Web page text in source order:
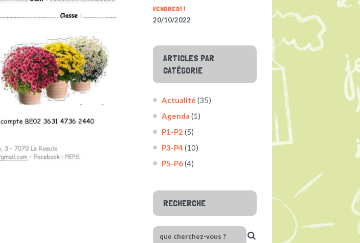
VENDREDI !
20/10/2022
ARTICLES PAR
CATÉGORIE
Actualité (35)
Agenda (1)
P1-P2 (5)
P3-P4 (10)
P5-P6(4)
RECHERCHE